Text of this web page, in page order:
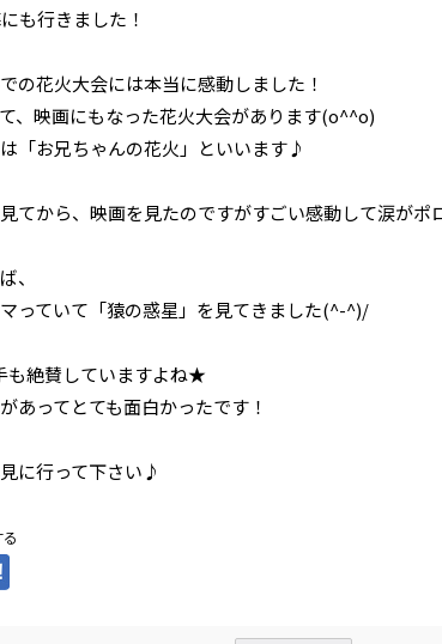
も行きました！
の花火大会には本当に感動しました！
、映画にもなった花火大会があります(o^^o)
「お兄ちゃんの花火」といいます♪
てから、映画を見たのですがすごい感動して涙がポ
、
っていて「猿の惑星」を見てきました(^-^)/
も絶賛していますよね★
あってとても面白かったです！
に行って下さい♪